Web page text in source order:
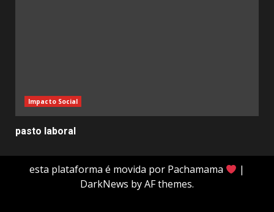
Impacto Social
pasto laboral
esta plataforma é movida por Pachamama
|
DarkNews by AF themes.